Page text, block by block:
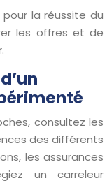
la réussite du
les offres et de
consultez les
des différents
les assurances
un carreleur